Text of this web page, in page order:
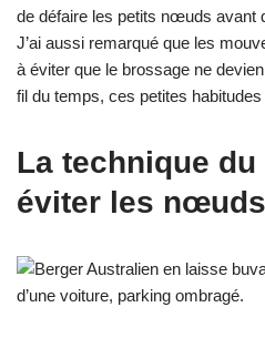
de défaire les petits nœuds avant
J’ai aussi remarqué que les
à éviter que le brossage ne
fil du temps, ces petites
La technique
éviter les nœuds